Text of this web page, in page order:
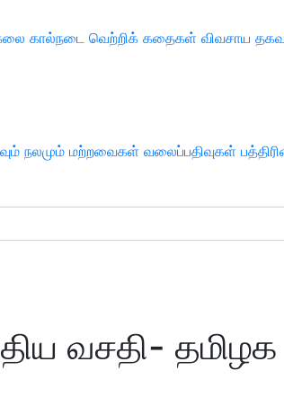
கால்நடை வெற்றிக் கதைகள் விவசாய
நலமும் மற்றவைகள் வலைப்பதிவுகள்
வசதி- தமிழக